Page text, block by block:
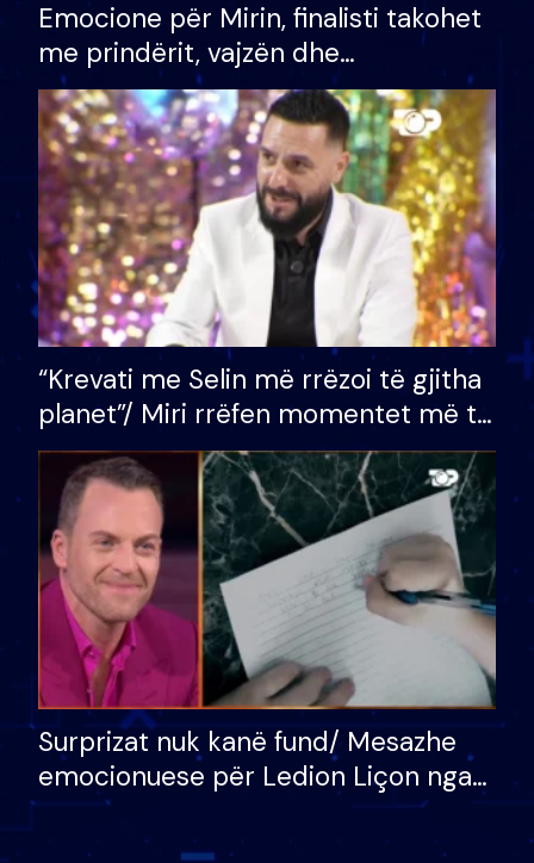
Emocione për Mirin, finalisti takohet
me prindërit, vajzën dhe
bashkëshorten: S’kemi ndonjë letër
divorci apo jo?
“Krevati me Selin më rrëzoi të gjitha
planet”/ Miri rrëfen momentet më të
bukura në shtëpinë e BB VIP: Do më
mungojë zilja e mëngjesit kur…
Surprizat nuk kanë fund/ Mesazhe
emocionuese për Ledion Liçon nga
nëna dhe fëmijët e tij, moderatori
nuk i mban dot lotët: Nuk meritoj…